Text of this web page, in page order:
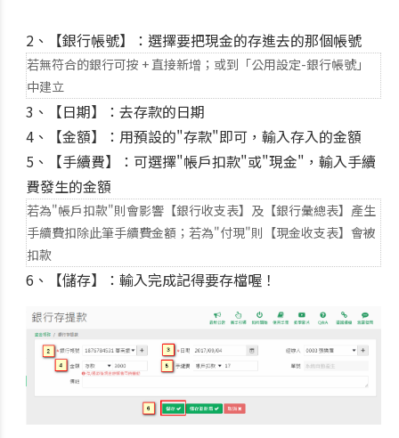
2、【銀行帳號】：選擇要把現金的存進去的那個帳號
若無符合的銀行可按 + 直接新增；或到「公用設定-銀行帳號」
中建立
3、【日期】：去存款的日期
4、【金額】：用預設的"存款"即可，輸入存入的金額
5、【手續費】：可選擇"帳戶扣款"或"現金"，輸入手續
費發生的金額
若為"帳戶扣款"則會影響【銀行收支表】及【銀行彙總表】產生
手續費扣除此筆手續費金額；若為"付現"則【現金收支表】會被
扣款
6、【儲存】：輸入完成記得要存檔喔！